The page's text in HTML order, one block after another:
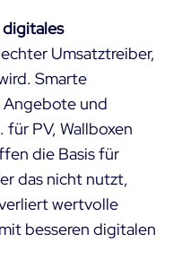
digitales
Umsatztreiber,
Smarte
Angebote und
für PV, Wallboxen
die Basis für
das nicht nutzt,
wertvolle
besseren digitalen